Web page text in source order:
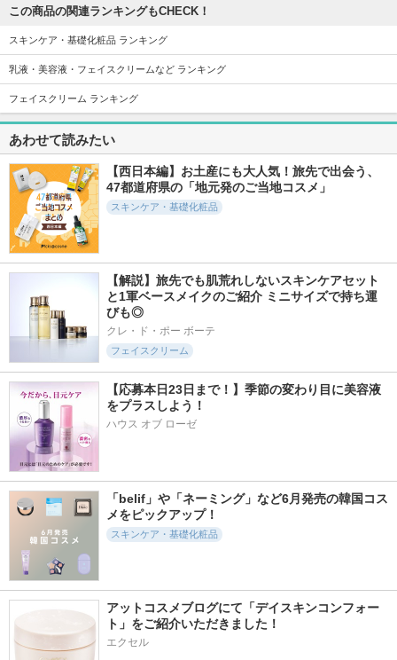
アテニア
ジェニフィック ア
ルティメ セラム
ランコム AESTURA
プライマーショット
アテニア
5.2
6357件
オルビス ザ クレン
オルビス
5.5
495件
ニベア２ＷＡＹ美容
5.2
1314件
肌磨きジェルクレン
ニベア Eucerin
2436件
ニベア２ＷＡＹ美容
洗顔
5.6
1012件
この商品の関連ランキングもCHECK！
スキンケア・基礎化粧品 ランキング
乳液・美容液・フェイスクリームなど ランキング
フェイスクリーム ランキング
あわせて読みたい
【西日本編】お土産にも大人気！旅先で出会う、
47都道府県の「地元発のご当地コスメ」
スキンケア・基礎化粧品
【解説】旅先でも肌荒れしないスキンケアセット
と1軍ベースメイクのご紹介 ミニサイズで持ち運
びも◎
クレ・ド・ポー ボーテ
フェイスクリーム
【応募本日23日まで！】季節の変わり目に美容液
をプラスしよう！
ハウス オブ ローゼ
「belif」や「ネーミング」など6月発売の韓国コス
メをピックアップ！
スキンケア・基礎化粧品
アットコスメブログにて「デイスキンコンフォー
ト」をご紹介いただきました！
エクセル